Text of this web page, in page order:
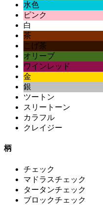
水色
ピンク
白
茶
こげ茶
オリーブ
ワインレッド
金
銀
ツートン
スリートーン
カラフル
クレイジー
柄
チェック
マドラスチェック
タータンチェック
ブロックチェック